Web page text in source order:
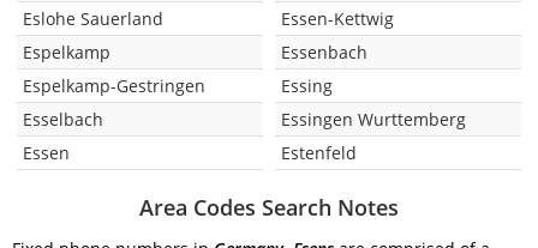
Eslohe Sauerland
Espelkamp
Espelkamp-Gestringen
Esselbach
Essen
Essen-Kettwig
Essenbach
Essing
Essingen Wurttemberg
Estenfeld
Area Codes Search Notes